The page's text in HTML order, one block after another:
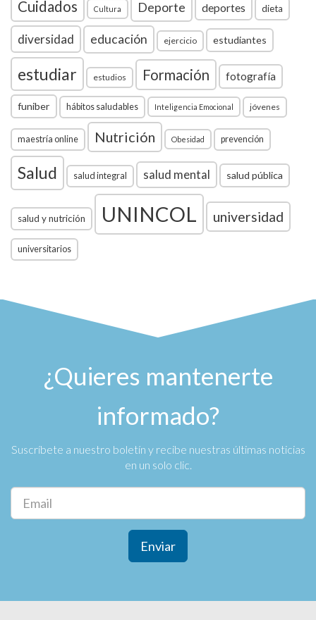
Cuidados Cultura Deporte deportes dieta
diversidad educación ejercicio estudiantes
estudiar estudios Formación fotografía
funiber hábitos saludables Inteligencia Emocional jóvenes
maestría online Nutrición Obesidad prevención
Salud salud integral salud mental salud pública
salud y nutrición UNINCOL universidad
universitarios
¿Quieres mantenerte
informado?
Suscríbete a nuestro boletín y recibe nuestras últimas noticias
en un solo clic.
Enviar